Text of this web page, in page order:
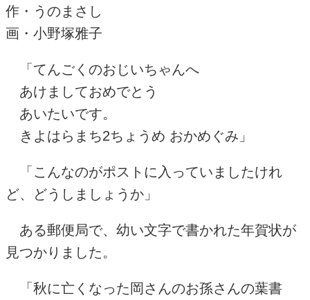
作・うのまさし
画・小野塚雅子
「てんごくのおじいちゃんへ
あけましておめでとう
あいたいです。
きよはらまち2ちょうめ おかめぐみ」
「こんなのがポストに入っていましたけれ
ど、どうしましょうか」
ある郵便局で、幼い文字で書かれた年賀状が
見つかりました。
「秋に亡くなった岡さんのお孫さんの葉書